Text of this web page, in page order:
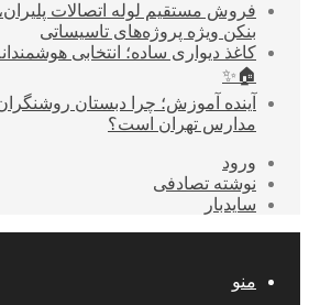
فروش مستقیم لوله اتصالات
بنکن ویژه پروژه‌های تاسیساتی
کاغذ دیواری ساده؛ انتخابی
🏠✨
آینده آموزش؛ چرا دبستان
مدارس تهران است؟
ورود
نوشته تصادفی
سایدبار
منو